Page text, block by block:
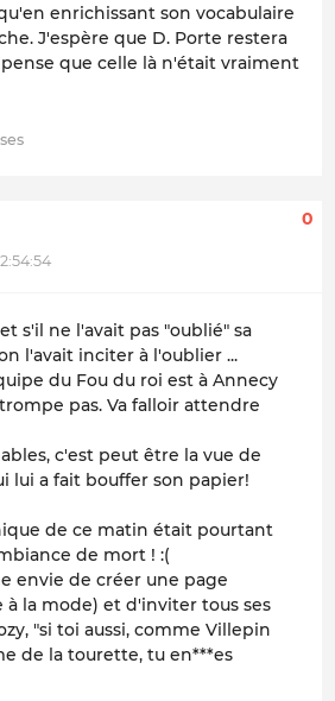
enrichissant son vocabulaire
J'espère que D. Porte restera
que celle là n'était vraiment
0
s'il ne l'avait pas "oublié" sa
l'avait inciter à l'oublier ...
du Fou du roi est à Annecy
pas. Va falloir attendre
c'est peut être la vue de
lui a fait bouffer son papier!
de ce matin était pourtant
de mort ! :(
envie de créer une page
la mode) et d'inviter tous ses
"si toi aussi, comme Villepin
de la tourette, tu en***es